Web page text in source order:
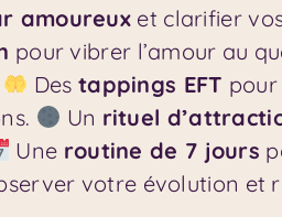
amoureux et clarifier
pour vibrer l’amour au
Des tappings EFT
Un rituel
Une routine de 7 jours
votre évolution et